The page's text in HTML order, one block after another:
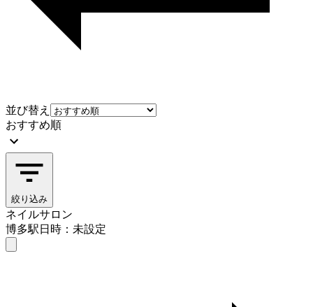
並び替え
おすすめ順
絞り込み
ネイルサロン
博多駅日時：未設定